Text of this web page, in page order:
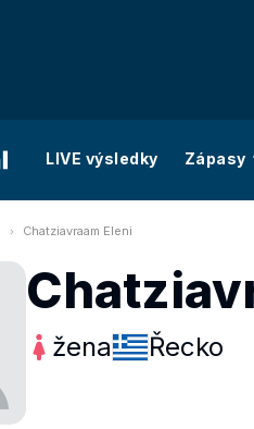
LIVE výsledky Zápasy
Chatziavraam Eleni
žena Řecko